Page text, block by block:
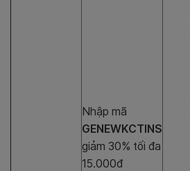
Nhập mã
GENEWKCTINS
giảm 30% tối đa
15.000đ